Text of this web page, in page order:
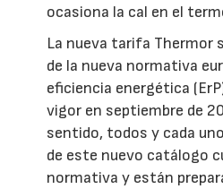
ocasiona la cal en el
La nueva tarifa Thermor
de la nueva normativa
eficiencia energética
vigor en septiembre de
sentido, todos y cada
de este nuevo catálogo
normativa y están